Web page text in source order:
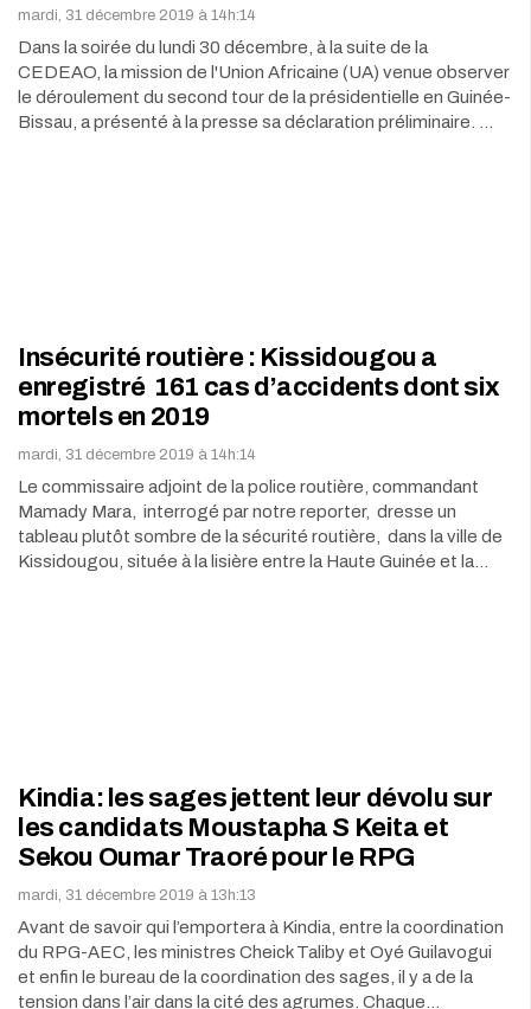
mardi, 31 décembre 2019 à 14h:14
Dans la soirée du lundi 30 décembre, à la suite de la
CEDEAO, la mission de l'Union Africaine (UA) venue observer
le déroulement du second tour de la présidentielle en Guinée-
Bissau, a présenté à la presse sa déclaration préliminaire. …
Insécurité routière : Kissidougou a
enregistré 161 cas d’accidents dont six
mortels en 2019
mardi, 31 décembre 2019 à 14h:14
Le commissaire adjoint de la police routière, commandant
Mamady Mara, interrogé par notre reporter, dresse un
tableau plutôt sombre de la sécurité routière, dans la ville de
Kissidougou, située à la lisière entre la Haute Guinée et la…
Kindia: les sages jettent leur dévolu sur
les candidats Moustapha S Keita et
Sekou Oumar Traoré pour le RPG
mardi, 31 décembre 2019 à 13h:13
Avant de savoir qui l’emportera à Kindia, entre la coordination
du RPG-AEC, les ministres Cheick Taliby et Oyé Guilavogui
et enfin le bureau de la coordination des sages, il y a de la
tension dans l’air dans la cité des agrumes. Chaque…